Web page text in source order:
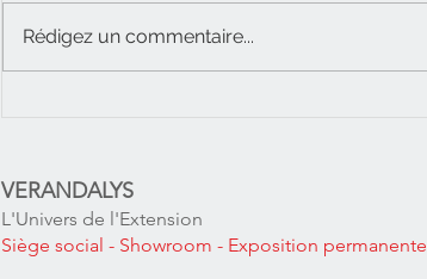
Rédigez un commentaire...
VERANDALYS
L'Univers de l'Extension
Siège social - Showroom - Exposition permanente